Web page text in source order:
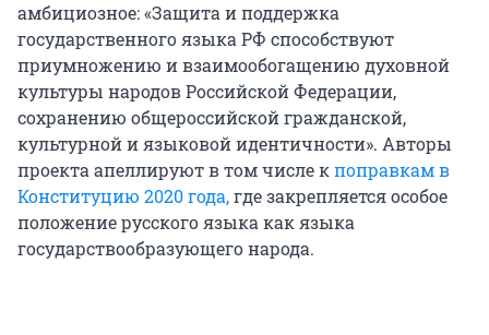
амбициозное: «Защита и поддержка
государственного языка РФ способствуют
приумножению и взаимообогащению духовной
культуры народов Российской Федерации,
сохранению общероссийской гражданской,
культурной и языковой идентичности». Авторы
проекта апеллируют в том числе кпоправкам в
Конституцию 2020 года,где закрепляется особое
положение русского языка как языка
государствообразующего народа.